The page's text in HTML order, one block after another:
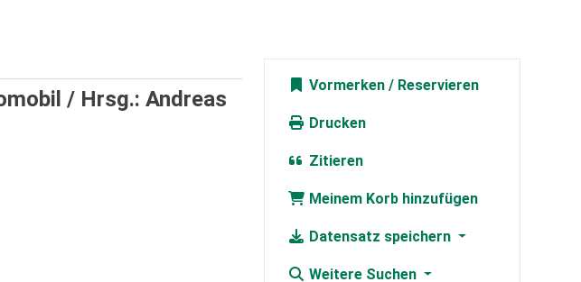
/ Hrsg.: Andreas
Vormerken
Drucken
Zitieren
Meinem Korb hinzufügen
Datensatz speichern
Weitere Suchen